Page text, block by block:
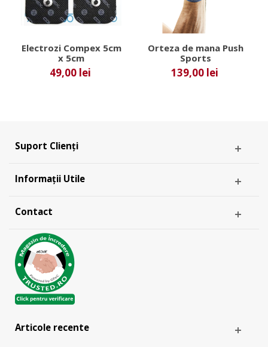
Electrozi Compex 5cm
x 5cm
49,00 lei
Orteza de mana Push
Sports
139,00 lei
Suport Clienți
Informații Utile
Contact
Articole recente